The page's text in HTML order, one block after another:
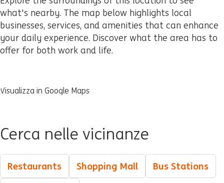
what's nearby. The map below highlights local
businesses, services, and amenities that can enhance
your daily experience. Discover what the area has to
offer for both work and life.
Visualizza in Google Maps
Cerca nelle vicinanze
Restaurants Shopping Mall
Bus Stations